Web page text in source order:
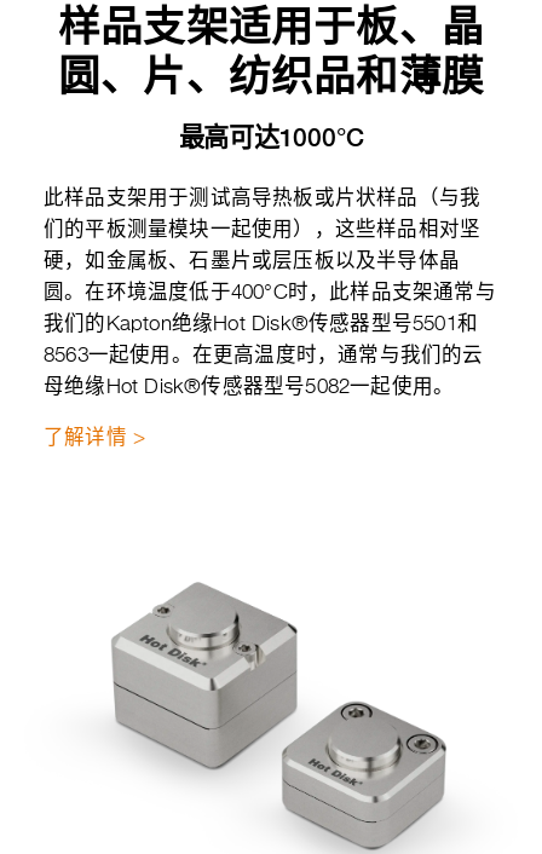
样品支架适用于板、晶
圆、片、纺织品和薄膜
最高可达1000°C
此样品支架用于测试高导热板或片状样品（与我
们的平板测量模块一起使用），这些样品相对坚
硬，如金属板、石墨片或层压板以及半导体晶
圆。在环境温度低于400°C时，此样品支架通常与
我们的Kapton绝缘Hot Disk®传感器型号5501和
8563一起使用。在更高温度时，通常与我们的云
母绝缘Hot Disk®传感器型号5082一起使用。
了解详情 >